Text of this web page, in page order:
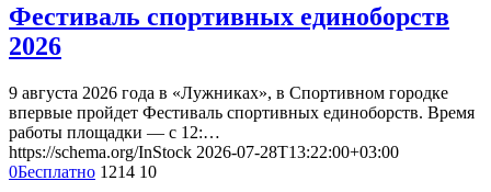
Фестиваль спортивных единоборств
2026
9 августа 2026 года в «Лужниках», в Спортивном городке
впервые пройдет Фестиваль спортивных единоборств. Время
работы площадки — с 12:…
https://schema.org/InStock 2026-07-28T13:22:00+03:00
0Бесплатно 1214 10